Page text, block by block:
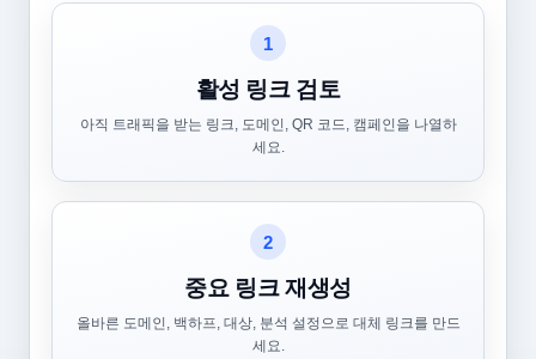
1
활성 링크 검토
아직 트래픽을 받는 링크, 도메인, QR 코드, 캠페인을 나열하
세요.
2
중요 링크 재생성
올바른 도메인, 백하프, 대상, 분석 설정으로 대체 링크를 만드
세요.